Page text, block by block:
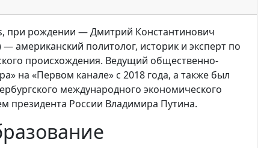
при рождении — Дмитрий Константинович
американский политолог, историк и эксперт по
происхождения. Ведущий общественно-
на «Первом канале» с 2018 года, а также был
международного экономического
президента России Владимира Путина.